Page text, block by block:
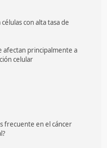
con alta tasa de
afectan principalmente a
celular
frecuente en el cáncer